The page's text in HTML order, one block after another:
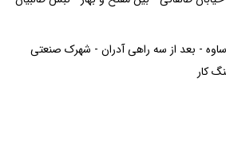
ساوه - بعد از سه راهی آدران - شهرک صنعتی
کار